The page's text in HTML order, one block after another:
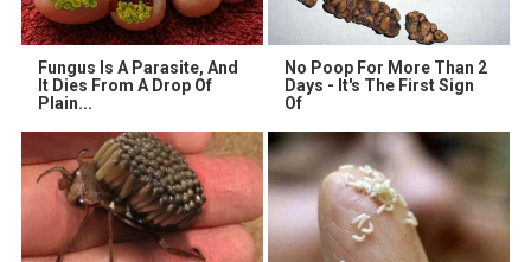
Fungus Is A Parasite, And
It Dies From A Drop Of
Plain...
No Poop For More Than 2
Days - It's The First Sign
Of